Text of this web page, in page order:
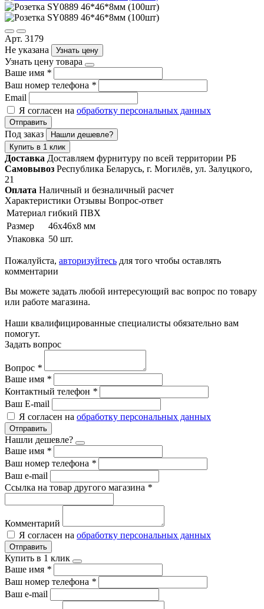
Арт. 3179
Не указана
Узнать цену
Узнать цену товара
Ваше имя *
Ваш номер телефона *
Email
Я согласен на обработку персональных данных
Отправить
Под заказ
Нашли дешевле?
Купить в 1 клик
Доставка Доставляем фурнитуру по всей территории РБ
Самовывоз Республика Беларусь, г. Могилёв, ул. Залуцкого,
21
Оплата Наличный и безналичный расчет
Характеристики Отзывы Вопрос-ответ
Материал гибкий ПВХ
Размер
46х46х8 мм
Упаковка 50 шт.
Пожалуйста, авторизуйтесь для того чтобы оставлять
комментарии
Вы можете задать любой интересующий вас вопрос по товару
или работе магазина.
Наши квалифицированные специалисты обязательно вам
помогут.
Задать вопрос
Вопрос *
Ваше имя *
Контактный телефон *
Ваш E-mail
Я согласен на обработку персональных данных
Отправить
Нашли дешевле?
Ваше имя *
Ваш номер телефона *
Ваш e-mail
Ссылка на товар другого магазина *
Комментарий
Я согласен на обработку персональных данных
Отправить
Купить в 1 клик
Ваше имя *
Ваш номер телефона *
Ваш e-mail